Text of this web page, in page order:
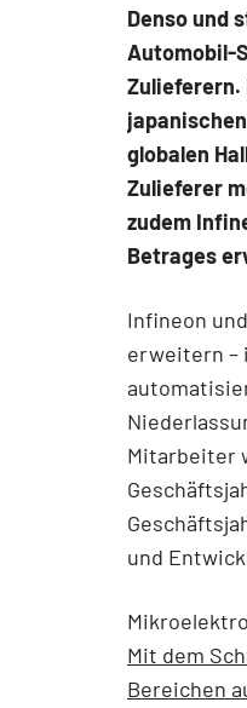
Denso und
Automobil-
Zulieferern.
globalen
Zulieferer
zudem
Betrages
Infineon
erweitern –
Mitarbeiter
und
Mit dem
Bereichen